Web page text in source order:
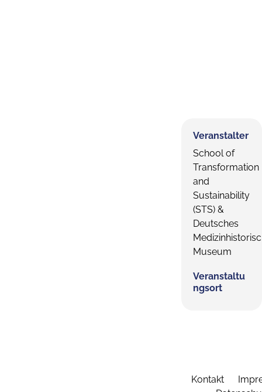
Veranstalter
School of
Transformation
and
Sustainability
(STS) &
Deutsches
Museum
Veranstaltu
ngsort
Kontakt